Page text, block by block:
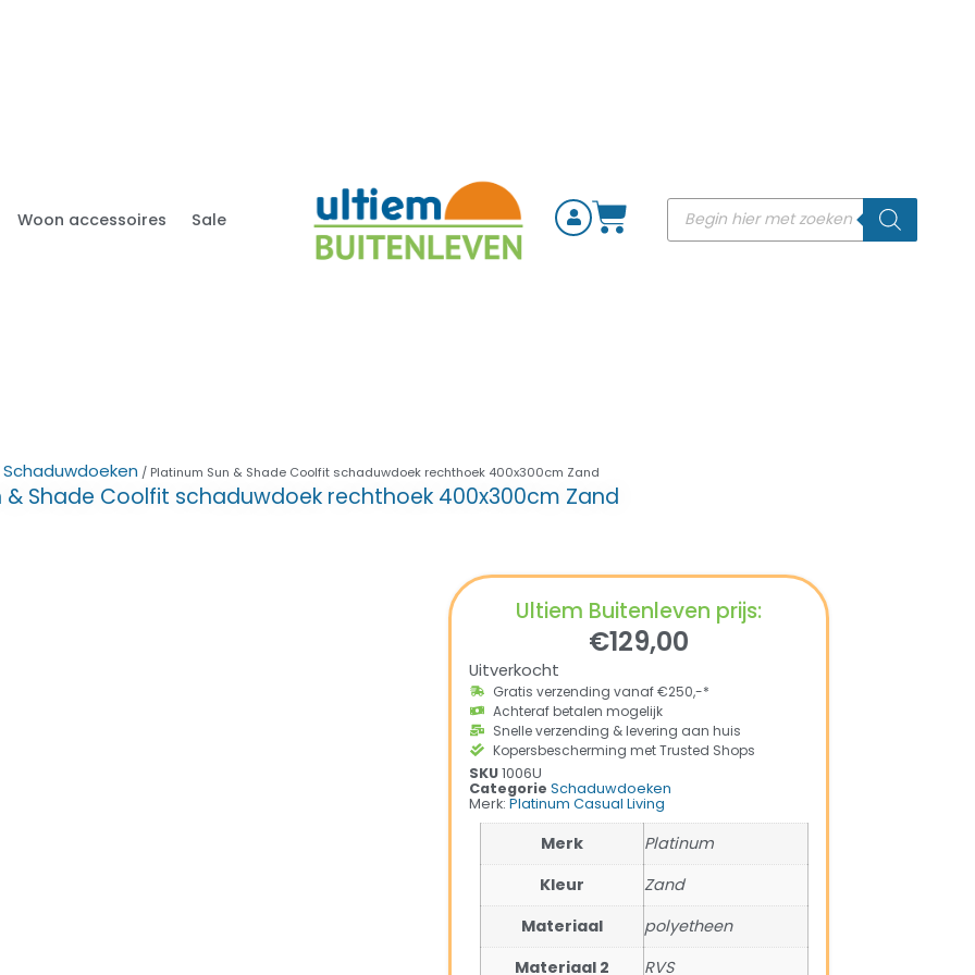
Woon accessoires Sale
Schaduwdoeken / Platinum Sun & Shade Coolfit schaduwdoek rechthoek 400x300cm Zand
& Shade Coolfit schaduwdoek rechthoek 400x300cm Zand
Ultiem Buitenleven prijs:
€129,00
Uitverkocht
Gratis verzending vanaf €250,-*
Achteraf betalen mogelijk
Snelle verzending & levering aan huis
Kopersbescherming met Trusted Shops
SKU1006U
Categorie Schaduwdoeken
Merk: Platinum Casual Living
Merk
Platinum
Kleur
Zand
Materiaal
polyetheen
Materiaal 2
RVS